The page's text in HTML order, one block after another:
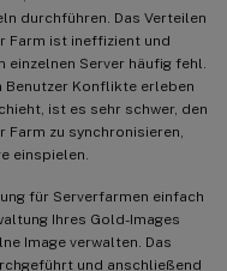
durchführen. Das Verteilen
Farm ist ineffizient und
einzelnen Server häufig fehl.
Benutzer Konflikte erleben
ist es sehr schwer, den
Farm zu synchronisieren,
einspielen.
für Serverfarmen einfach
Ihres Gold-Images
Image verwalten. Das
und anschließend